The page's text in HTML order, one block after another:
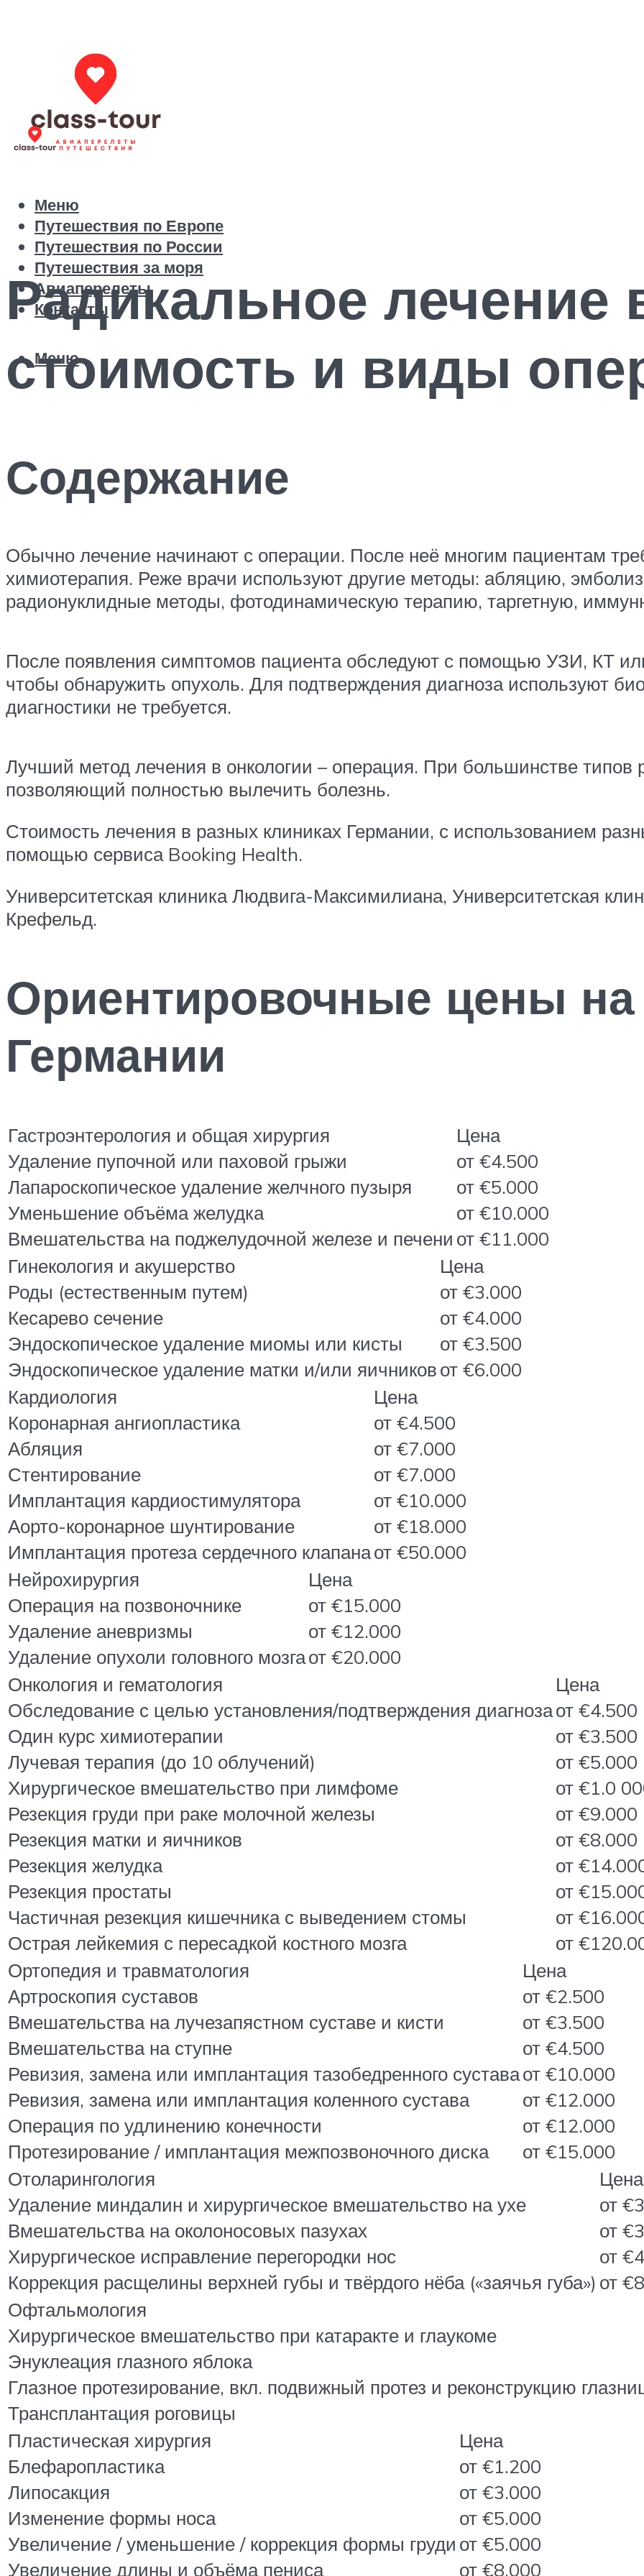
Путешествия по Европе
Путешествия по России
Путешествия за моря
Авиаперелеты
Контакты
Меню
Меню
Радикальное лечение
стоимость и виды
Содержание
Обычно лечение начинают с операции. После неё многим пациентам
химиотерапия. Реже врачи используют другие методы: абляцию,
радионуклидные методы, фотодинамическую терапию, таргетную,
После появления симптомов пациента обследуют с помощью УЗИ, КТ
чтобы обнаружить опухоль. Для подтверждения диагноза используют
диагностики не требуется.
Лучший метод лечения в онкологии – операция. При большинстве типов
позволяющий полностью вылечить болезнь.
Стоимость лечения в разных клиниках Германии, с использованием
помощью сервиса Booking Health.
Университетская клиника Людвига-Максимилиана, Университетская
Крефельд.
Ориентировочные цены на
Германии
Гастроэнтерология и общая хирургия
Цена
Удаление пупочной или паховой грыжи
от €4.500
Лапароскопическое удаление желчного пузыря
от €5.000
Уменьшение объёма желудка
от €10.000
Вмешательства на поджелудочной железе и печени от €11.000
Гинекология и акушерство
Цена
Роды (естественным путем)
от €3.000
Кесарево сечение
от €4.000
Эндоскопическое удаление миомы или кисты
от €3.500
Эндоскопическое удаление матки и/или яичниковот €6.000
Кардиология
Цена
Коронарная ангиопластика
от €4.500
Абляция
от €7.000
Стентирование
от €7.000
Имплантация кардиостимулятора
от €10.000
Аорто-коронарное шунтирование
от €18.000
Имплантация протеза сердечного клапанаот €50.000
Нейрохирургия
Цена
Операция на позвоночнике
от €15.000
Удаление аневризмы
от €12.000
Удаление опухоли головного мозгаот €20.000
Онкология и гематология
Цена
Обследование с целью установления/подтверждения диагнозаот €4.500
Один курс химиотерапии
от €3.500
Лучевая терапия (до 10 облучений)
от €5.000
Хирургическое вмешательство при лимфоме
от €1.0
Резекция груди при раке молочной железы
от €9.000
Резекция матки и яичников
от €8.000
Резекция желудка
от
Резекция простаты
от
Частичная резекция кишечника с выведением стомы
от
Острая лейкемия с пересадкой костного мозга
от
Ортопедия и травматология
Цена
Артроскопия суставов
от €2.500
Вмешательства на лучезапястном суставе и кисти
от €3.500
Вмешательства на ступне
от €4.500
Ревизия, замена или имплантация тазобедренного суставаот €10.000
Ревизия, замена или имплантация коленного сустава
от €12.000
Операция по удлинению конечности
от €12.000
Протезирование / имплантация межпозвоночного диска
от €15.000
Отоларингология
Цена
Удаление миндалин и хирургическое вмешательство на ухе
от
Вмешательства на околоносовых пазухах
от
Хирургическое исправление перегородки нос
от
Коррекция расщелины верхней губы и твёрдого нёба («заячья губа») от
Офтальмология
Хирургическое вмешательство при катаракте и глаукоме
Энуклеация глазного яблока
Глазное протезирование, вкл. подвижный протез и реконструкцию
Трансплантация роговицы
Пластическая хирургия
Цена
Блефаропластика
от €1.200
Липосакция
от €3.000
Изменение формы носа
от €5.000
Увеличение / уменьшение / коррекция формы груди от €5.000
Увеличение длины и объёма пениса
от €8.000